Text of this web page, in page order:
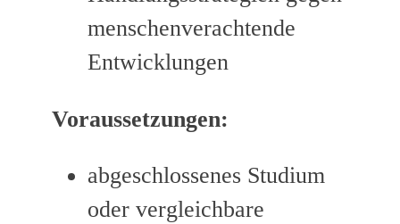
menschenverachtende
Entwicklungen
Voraussetzungen:
abgeschlossenes Studium
oder vergleichbare